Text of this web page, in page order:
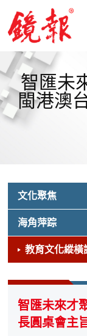
智匯未
閩港澳
文化聚焦
海角萍踪
教育文化縱橫
智匯未來才
長圓桌會主